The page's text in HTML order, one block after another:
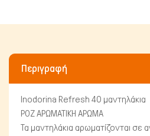
Περιγραφή
Inodorina Refresh 40 μαντηλάκια
ΡΟΖ ΑΡΩΜΑΤΙΚΗ ΑΡΩΜΑ
Τα μαντηλάκια αρωματίζονται σε